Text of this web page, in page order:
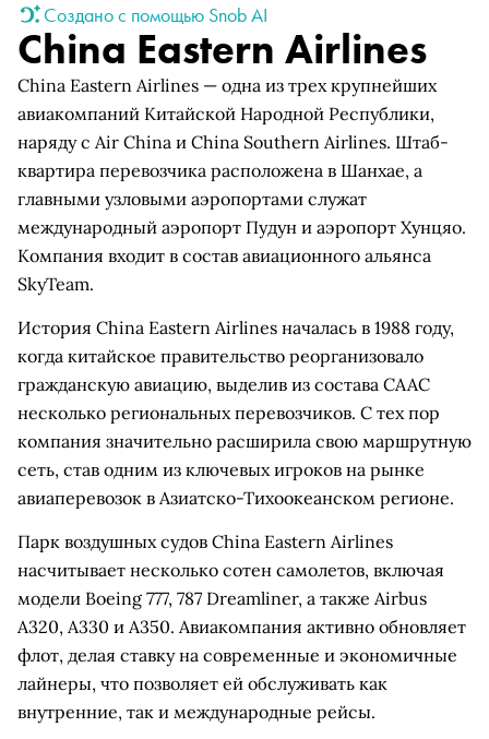
Создано с помощью Snob AI
China Eastern Airlines
China Eastern Airlines — одна из трех крупнейших
авиакомпаний Китайской Народной Республики,
наряду с Air China и China Southern Airlines. Штаб-
квартира перевозчика расположена в Шанхае, а
главными узловыми аэропортами служат
международный аэропорт Пудун и аэропорт Хунцяо.
Компания входит в состав авиационного альянса
SkyTeam.
История China Eastern Airlines началась в 1988 году,
когда китайское правительство реорганизовало
гражданскую авиацию, выделив из состава CAAC
несколько региональных перевозчиков. С тех пор
компания значительно расширила свою маршрутную
сеть, став одним из ключевых игроков на рынке
авиаперевозок в Азиатско-Тихоокеанском регионе.
Парк воздушных судов China Eastern Airlines
насчитывает несколько сотен самолетов, включая
модели Boeing 777, 787 Dreamliner, а также Airbus
A320, A330 и A350. Авиакомпания активно обновляет
флот, делая ставку на современные и экономичные
лайнеры, что позволяет ей обслуживать как
внутренние, так и международные рейсы.